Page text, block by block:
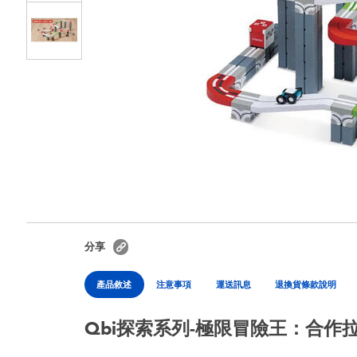
分享
產品敘述 注意事項 運送訊息 退換貨條款說明
Qbi探索系列-極限冒險王：合作